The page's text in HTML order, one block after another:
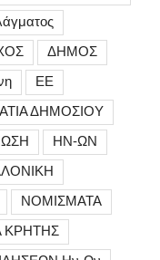
ΔΗΜΟΣ
ΕΕ
ΔΗΜΟΣΙΟΥ
ΗΝ-ΩΝ
ΝΟΜΙΣΜΑΤΑ
ΚΡΗΤΗΣ